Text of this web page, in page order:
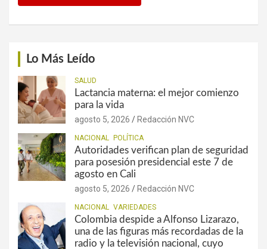
Lo Más Leído
SALUD
Lactancia materna: el mejor comienzo
para la vida
agosto 5, 2026 Redacción NVC
NACIONAL POLÍTICA
Autoridades verifican plan de seguridad
para posesión presidencial este 7 de
agosto en Cali
agosto 5, 2026 Redacción NVC
NACIONAL VARIEDADES
Colombia despide a Alfonso Lizarazo,
una de las figuras más recordadas de la
radio y la televisión nacional, cuyo